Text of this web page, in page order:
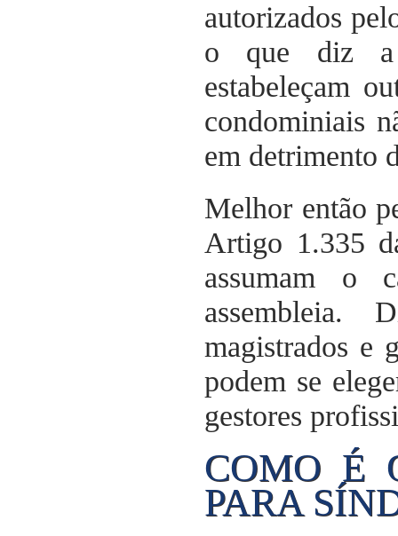
autorizados
o que diz a
estabeleçam
condominiais
em detrimento
Melhor então
Artigo 1.335
assumam o
assembleia.
magistrados e
podem se
gestores
COMO É
PARA